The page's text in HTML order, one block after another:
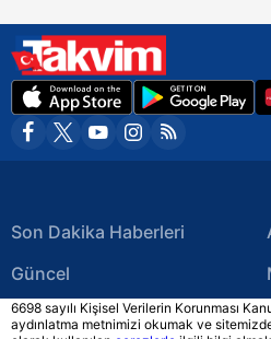
Son Dakika Haberleri
Güncel
Ekonomi Haberleri
6698 sayılı Kişisel Verilerin Korunması
aydınlatma metnimizi okumak ve